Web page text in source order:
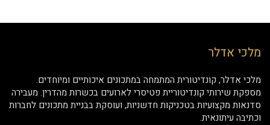
מלכי אדלר
מלכי אדלר, קונדיטורית המתמחה במתכונים איכותיים ומיוחדים.
מספקת שירותי קונדיטוריית פטיסרי לארועים בכשרות מהדרין. מעבירה
סדנאות מקצועיות בטכניקות חדשניות, ועוסקת בבניית מתכונים לחברות
וכתיבה עיתונאית.